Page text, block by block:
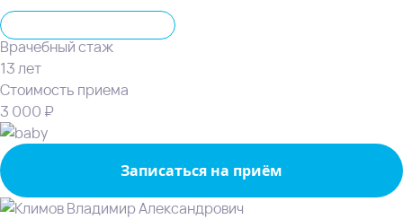
Врачебный стаж
13 лет
Стоимость приема
3 000 ₽
Записаться на приём